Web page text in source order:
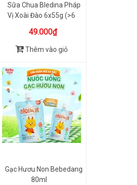
Sữa Chua Bledina Pháp
Vị Xoài Đào 6x55g (>6
49.000₫
Thêm vào giỏ
Gạc Hươu Non Bebedang
80ml